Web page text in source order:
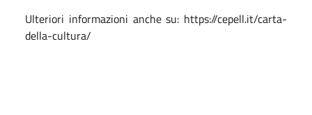
Ulteriori informazioni anche su: https://cepell.it/carta-
della-cultura/